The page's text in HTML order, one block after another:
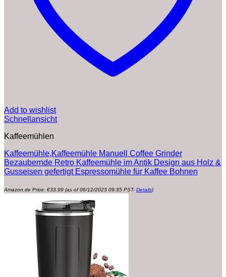
Add to wishlist
Schnellansicht
Kaffeemühlen
Kaffeemühle,Kaffeemühle Manuell Coffee Grinder
Bezaubernde Retro Kaffeemühle im Antik Design aus Holz &
Gusseisen gefertigt Espressomühle für Kaffee Bohnen
Amazon.de Price: €33.99 (as of 06/12/2023 09:35 PST- Details)